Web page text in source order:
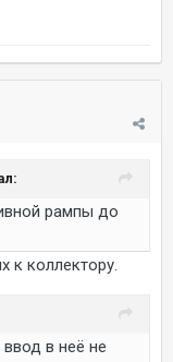
рампы до
к коллектору.
в неё не